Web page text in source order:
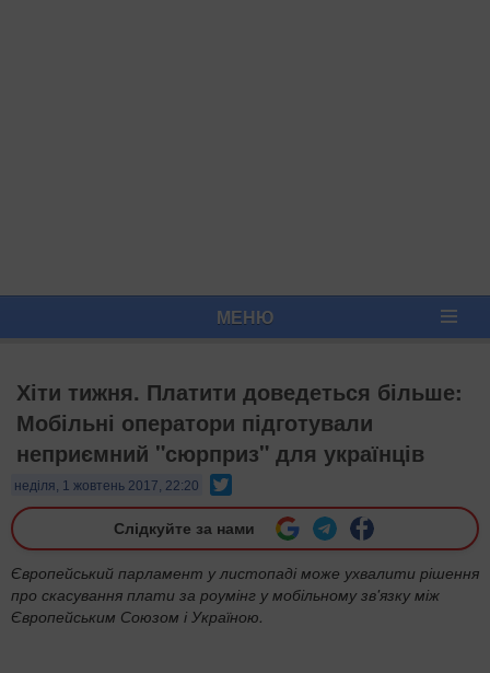
МЕНЮ
Хіти тижня. Платити доведеться більше:
Мобільні оператори підготували
неприємний "сюрприз" для українців
неділя, 1 жовтень 2017, 22:20
Слідкуйте за нами
​Європейський парламент у листопаді може ухвалити рішення
про скасування плати за роумінг у мобільному зв'язку між
Європейським Союзом і Україною.